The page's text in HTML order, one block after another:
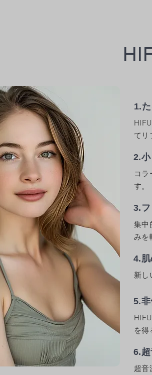
1.
てリ
2.小
コラ
す。
3.フ
集中
みを
4.肌
新し
5.非
を得
6.
超音